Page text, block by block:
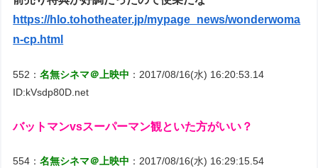
https://hlo.tohotheater.jp/mypage_news/wonderwoma
n-cp.html
552：名無シネマ＠上映中 ：2017/08/16(水) 16:20:53.14
ID:kVsdp80D.net
バットマンvsスーパーマン観といた方がいい？
554：名無シネマ＠上映中 ：2017/08/16(水) 16:29:15.54